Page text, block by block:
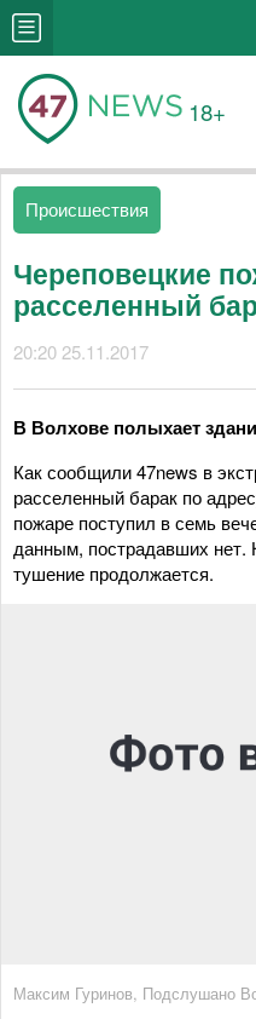
18+
Происшествия
Череповецкие
расселенный
20:20 25.11.2017
В Волхове полыхает
Как сообщили 47news в
расселенный барак по
пожаре поступил в семь
данным, пострадавших
тушение продолжается.
Максим Гуринов, Подслушано